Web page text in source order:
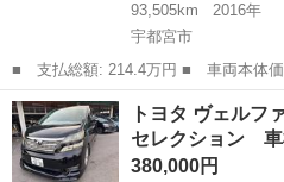
93,505km
2016年
宇都宮市
■ 支払総額: 214.4万円 ■ 車両本体価格： 2,018,000 円 ■ メーカ
ー名： トヨタ ■ 車種名： ヴェル
２．５Ｚ Ａエディション 純正１
動ドア レ...
栃木 宇都宮市 ヴェルファイア
トヨタ ヴェル
セレクション
380,000円